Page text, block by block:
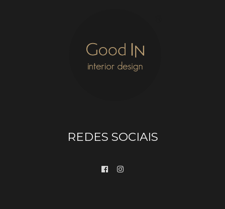
REDES SOCIAIS